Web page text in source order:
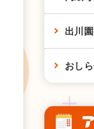
出川園
おし